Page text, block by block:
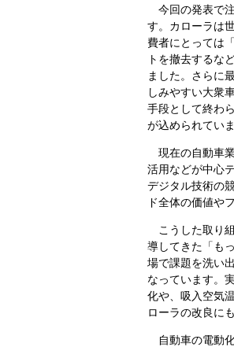
今回の発表で
す。カローラは
費者にとっては
トを撤去するな
ました。さらに
しみやすい大衆
手段として終わ
が込められていま
現在の自動車
活用などが中心
デジタル技術の
ド全体の価値や
こうした取り
導してきた「も
場で課題を洗い
なっています。
化や、吸入空気
ローラの改良に
自動車の電動